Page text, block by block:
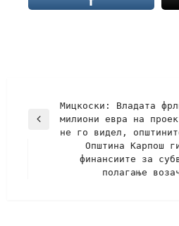
Мицкоски: Владата
милиони евра на
не го видел,
Општина Карпош
финансиите за
полагање